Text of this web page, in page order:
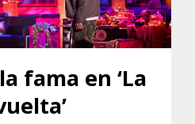
fama en ‘La